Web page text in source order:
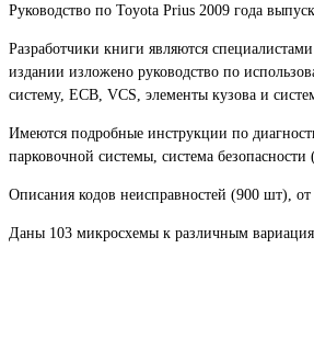
Руководство по Toyota Prius 2009 года
Разработчики книги являются
издании изложено руководство по
систему, ECB, VCS, элементы кузова и
Имеются подробные инструкции по
парковочной системы, система безопасности
Описания кодов неисправностей (900 шт),
Даны 103 микросхемы к различным